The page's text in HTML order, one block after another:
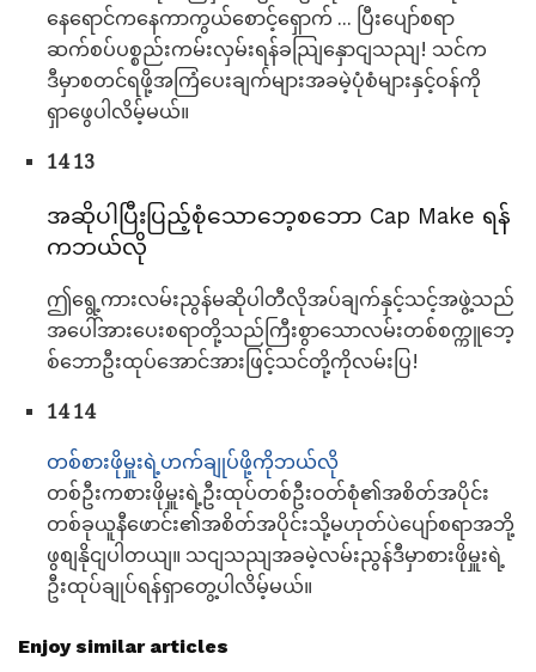
နေရောင်ကနေကာကွယ်စောင့်ရှောက် ... ပြီးပျော်စရာ
ဆက်စပ်ပစ္စည်းကမ်းလှမ်းရန်ခညျြနှောငျသညျ! သင်က
ဒီမှာစတင်ရဖို့အကြံပေးချက်များအခမဲ့ပုံစံများနှင့်ဝန်ကို
ရှာဖွေပါလိမ့်မယ်။
14 13
အဆိုပါပြီးပြည့်စုံသောဘေ့စဘော Cap Make ရန်
ကဘယ်လို
ဤရွေ့ကားလမ်းညွန်မဆိုပါတီလိုအပ်ချက်နှင့်သင့်အဖွဲ့သည်
အပေါ်အားပေးစရာတို့သည်ကြီးစွာသောလမ်းတစ်စက္ကူဘေ့
စ်ဘောဦးထုပ်အောင်အားဖြင့်သင်တို့ကိုလမ်းပြ!
14 14
တစ်စားဖိုမှူးရဲ့ဟက်ချုပ်ဖို့ကိုဘယ်လို
တစ်ဦးကစားဖိုမှူးရဲ့ဦးထုပ်တစ်ဦးဝတ်စုံ၏အစိတ်အပိုင်း
တစ်ခုယူနီဖောင်း၏အစိတ်အပိုင်းသို့မဟုတ်ပဲပျော်စရာအဘို့
ဖွစျနိုငျပါတယျ။ သငျသညျအခမဲ့လမ်းညွန်ဒီမှာစားဖိုမှူးရဲ့
ဦးထုပ်ချုပ်ရန်ရှာတွေ့ပါလိမ့်မယ်။
Enjoy similar articles